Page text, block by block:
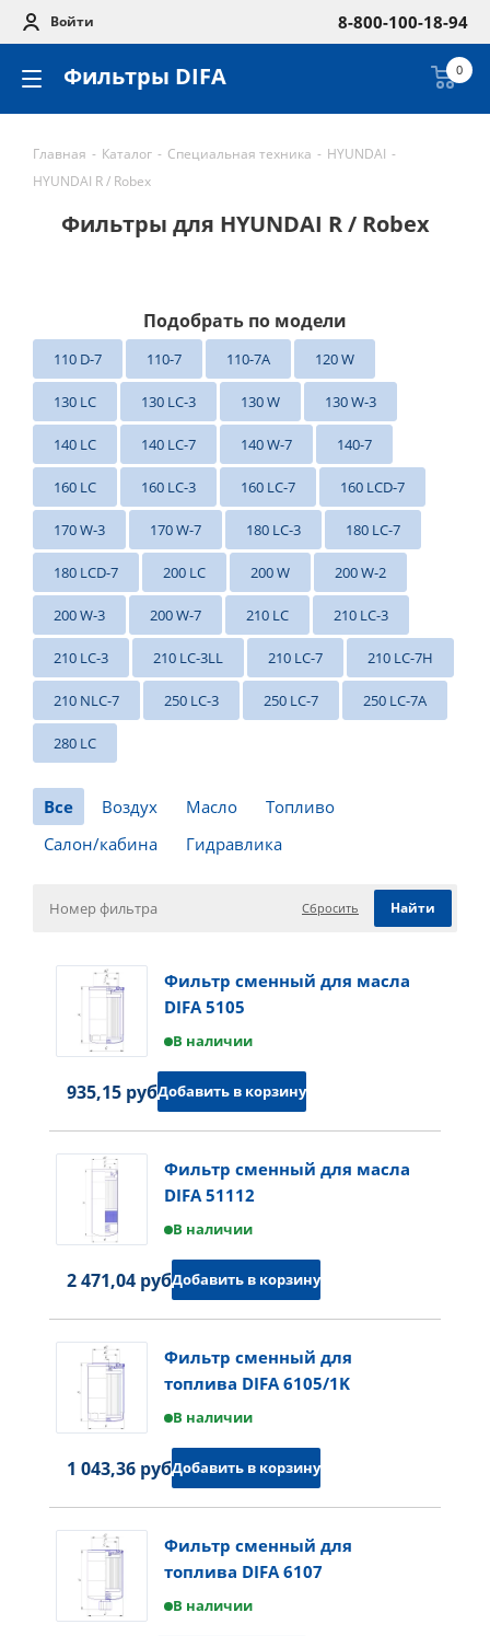
Войти 8-800-100-18-94
Фильтры DIFA 0
Главная - Каталог - Специальная техника - HYUNDAI -
HYUNDAI R / Robex
Фильтры для HYUNDAI R / Robex
Подобрать по модели
110 D-7 110-7 110-7A 120 W
130 LC 130 LC-3 130 W 130 W-3
140 LC 140 LC-7 140 W-7 140-7
160 LC 160 LC-3 160 LC-7 160 LCD-7
170 W-3 170 W-7 180 LC-3 180 LC-7
180 LCD-7 200 LC 200 W 200 W-2
200 W-3 200 W-7 210 LC 210 LC-3
210 LC-3 210 LC-3LL 210 LC-7 210 LC-7H
210 NLC-7 250 LC-3 250 LC-7 250 LC-7A
280 LC
Все Воздух Масло
Топливо
Салон/кабина
Гидравлика
Сбросить
Фильтр сменный для масла
DIFA 5105
В наличии
935,15 руб.Добавить в корзину
Фильтр сменный для масла
DIFA 51112
В наличии
2 471,04 руб.Добавить в корзину
Фильтр сменный для
топлива DIFA 6105/1K
В наличии
1 043,36 руб.Добавить в корзину
Фильтр сменный для
топлива DIFA 6107
В наличии